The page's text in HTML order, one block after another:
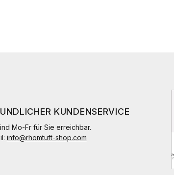
KUNDENSERVICE
Mo-Fr für Sie erreichbar.
info@rhomtuft-shop.com